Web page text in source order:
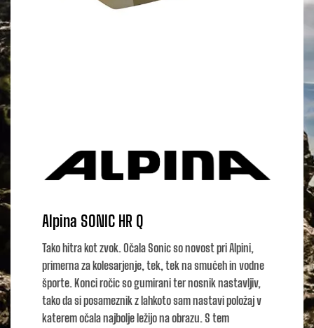
Alpina SONIC HR Q
Tako hitra kot zvok. Očala Sonic so novost pri Alpini,
primerna za kolesarjenje, tek, tek na smučeh in vodne
športe. Konci ročic so gumirani ter nosnik nastavljiv,
tako da si posameznik z lahkoto sam nastavi položaj v
katerem očala najbolje ležijo na obrazu. S tem